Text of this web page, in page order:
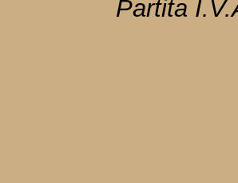
Partita